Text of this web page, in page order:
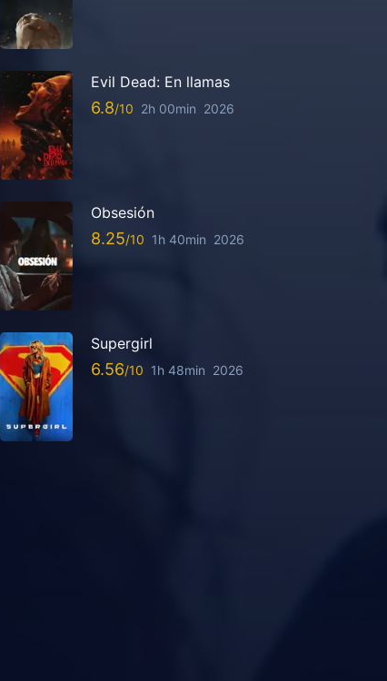
Evil Dead: En llamas
6.8 2h 00min 2026
Obsesión
8.25 1h 40min 2026
Supergirl
6.56 1h 48min 2026